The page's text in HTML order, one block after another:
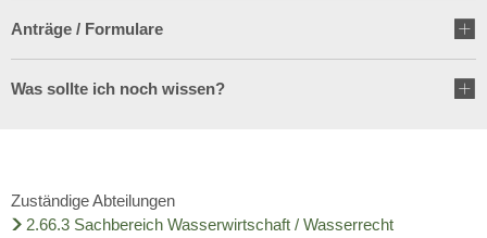
Ausblick auf
Anträge / Formulare
Was sollte ich noch wissen?
Zuständige Abteilungen
2.66.3 Sachbereich Wasserwirtschaft / Wasserrecht